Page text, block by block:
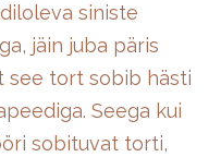
siniste
jäin juba päris
see tort sobib hästi
Seega kui
sobituvat torti,